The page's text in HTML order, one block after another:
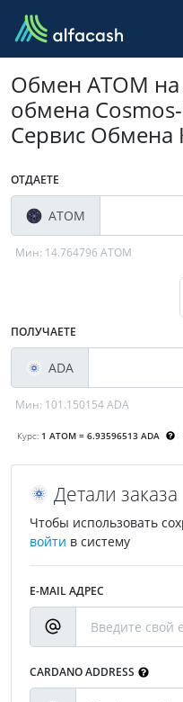
Обмен ATOM
обмена
Сервис Обмена
ОТДАЕТЕ
ATOM
Мин: 14.764796 ATOM
ПОЛУЧАЕТЕ
ADA
Мин: 101.150154 ADA
Курс: 1 ATOM = 6.93596513 ADA
Детали заказа
Чтобы использовать
войти в систему
E-MAIL АДРЕС
CARDANO ADDRESS